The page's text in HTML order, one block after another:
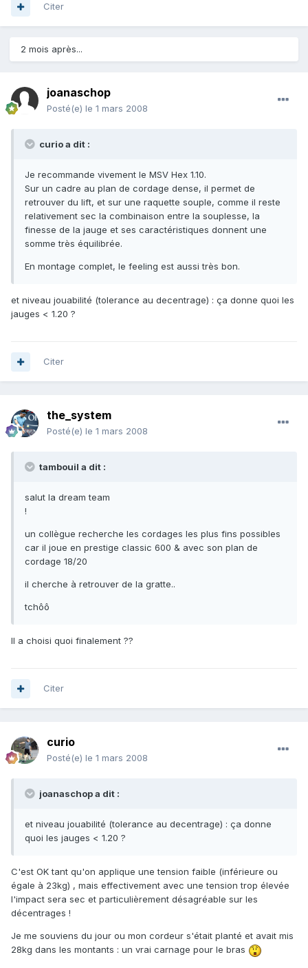
Citer
2 mois après...
joanaschop
Posté(e) le 1 mars 2008
curio a dit :
Je recommande vivement le MSV Hex 1.10.
Sur un cadre au plan de cordage dense, il permet de
retrouver du lift, et sur une raquette souple, comme il reste
relativement sec la combinaison entre la souplesse, la
finesse de la jauge et ses caractéristiques donnent une
somme très équilibrée.
En montage complet, le feeling est aussi très bon.
et niveau jouabilité (tolerance au decentrage) : ça donne quoi les
jauges < 1.20 ?
Citer
the_system
Posté(e) le 1 mars 2008
tambouil a dit :
salut la dream team
!
un collègue recherche les cordages les plus fins possibles
car il joue en prestige classic 600 & avec son plan de
cordage 18/20
il cherche à retrouver de la gratte..
tchôô
Il a choisi quoi finalement ??
Citer
curio
Posté(e) le 1 mars 2008
joanaschop a dit :
et niveau jouabilité (tolerance au decentrage) : ça donne
quoi les jauges < 1.20 ?
C'est OK tant qu'on applique une tension faible (inférieure ou
égale à 23kg) , mais effectivement avec une tension trop élevée
l'impact sera sec et particulièrement désagréable sur les
décentrages !
Je me souviens du jour ou mon cordeur s'était planté et avait mis
28kg dans les montants : un vrai carnage pour le bras